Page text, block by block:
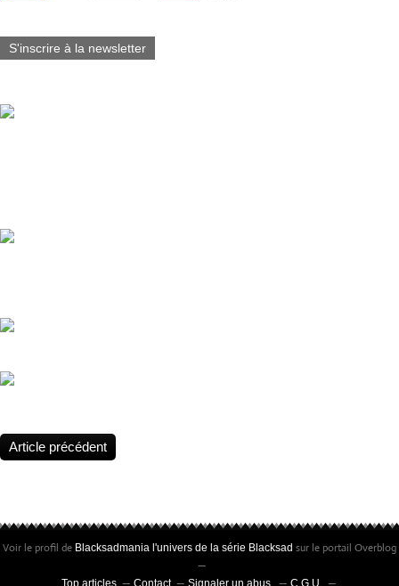
S'inscrire à la newsletter
Article précédent
Voir le profil de Blacksadmania l'univers de la série Blacksad sur le portail Overblog